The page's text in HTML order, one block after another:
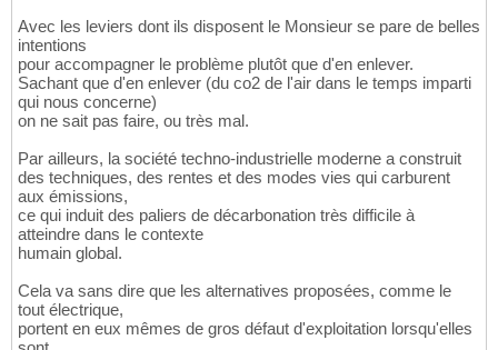
Avec les leviers dont ils disposent le Monsieur se pare de belles
intentions
pour accompagner le problème plutôt que d'en enlever.
Sachant que d'en enlever (du co2 de l'air dans le temps imparti
qui nous concerne)
on ne sait pas faire, ou très mal.
Par ailleurs, la société techno-industrielle moderne a construit
des techniques, des rentes et des modes vies qui carburent
aux émissions,
ce qui induit des paliers de décarbonation très difficile à
atteindre dans le contexte
humain global.
Cela va sans dire que les alternatives proposées, comme le
tout électrique,
portent en eux mêmes de gros défaut d'exploitation lorsqu'elles